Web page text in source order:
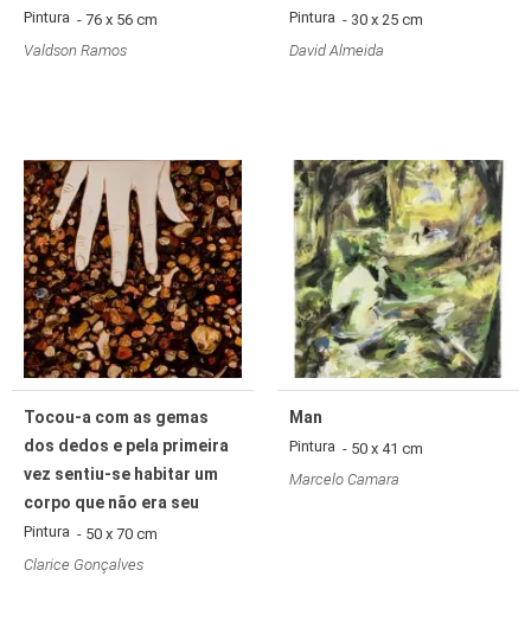
Pintura - 76 x 56 cm
Valdson Ramos
Pintura - 30 x 25 cm
David Almeida
Tocou-a com as gemas
dos dedos e pela primeira
vez sentiu-se habitar um
corpo que não era seu
Pintura - 50 x 70 cm
Clarice Gonçalves
Man
Pintura - 50 x 41 cm
Marcelo Camara